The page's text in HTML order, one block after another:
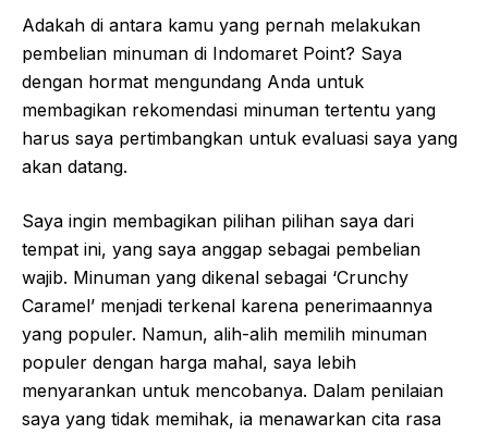
Adakah di antara kamu yang pernah melakukan
pembelian minuman di Indomaret Point? Saya
dengan hormat mengundang Anda untuk
membagikan rekomendasi minuman tertentu yang
harus saya pertimbangkan untuk evaluasi saya yang
akan datang.
Saya ingin membagikan pilihan pilihan saya dari
tempat ini, yang saya anggap sebagai pembelian
wajib. Minuman yang dikenal sebagai ‘Crunchy
Caramel’ menjadi terkenal karena penerimaannya
yang populer. Namun, alih-alih memilih minuman
populer dengan harga mahal, saya lebih
menyarankan untuk mencobanya. Dalam penilaian
saya yang tidak memihak, ia menawarkan cita rasa